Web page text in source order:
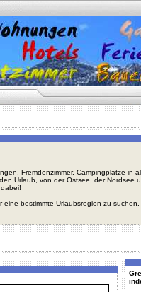
Fremdenzimmer, Campingplätze in
Urlaub, von der Ostsee, der Nordsee
bestimmte Urlaubsregion zu suchen.